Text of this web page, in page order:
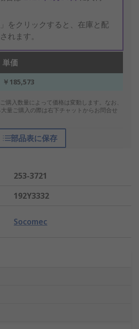
をクリックすると、在庫と配
れます。
単価
￥185,573
購入数量によって価格は変動します。なお、
量ご購入の際は右下チャットからお問合せ
部品表に保存
253-3721
192Y3332
Socomec